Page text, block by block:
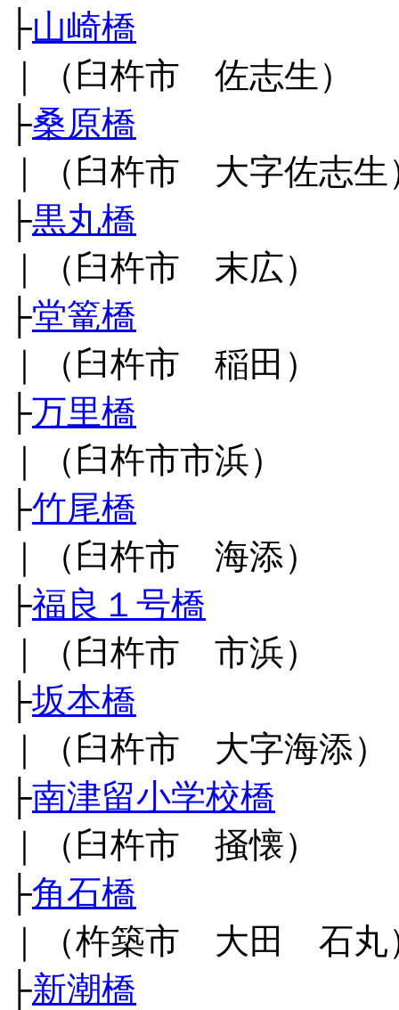
├山崎橋
｜（臼杵市 佐志生）
├桑原橋
｜（臼杵市 大字佐志生
├黒丸橋
｜（臼杵市 末広）
├堂篭橋
｜（臼杵市 稲田）
├万里橋
｜（臼杵市市浜）
├竹尾橋
｜（臼杵市 海添）
├福良１号橋
｜（臼杵市 市浜）
├坂本橋
｜（臼杵市 大字海添）
├南津留小学校橋
｜（臼杵市 掻懐）
├角石橋
｜（杵築市 大田 石丸
├新潮橋